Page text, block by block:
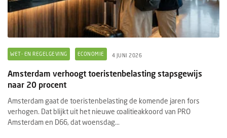
WET- EN REGELGEVING ECONOMIE 4 JUNI 2026
Amsterdam verhoogt toeristenbelasting stapsgewijs
naar 20 procent
Amsterdam gaat de toeristenbelasting de komende jaren fors
verhogen. Dat blijkt uit het nieuwe coalitieakkoord van PRO
Amsterdam en D66, dat woensdag...